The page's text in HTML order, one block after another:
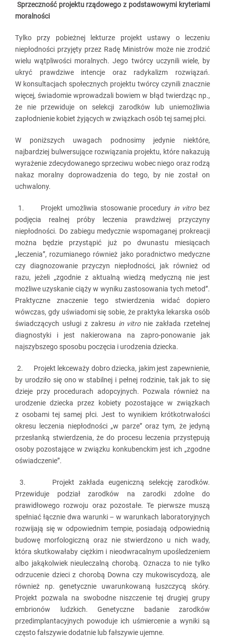
Sprzeczność projektu rządowego z podstawowymi kryteriami
moralności
Tylko przy pobieżnej lekturze projekt ustawy o leczeniu
niepłodności przyjęty przez Radę Ministrów może nie zrodzić
wielu wątpliwości moralnych. Jego twórcy uczynili wiele, by
ukryć prawdziwe intencje oraz radykalizm rozwiązań.
W konsultacjach społecznych projektu twórcy czynili znacznie
więcej, świadomie wprowadzali bowiem w błąd twierdząc np.,
że nie przewiduje on selekcji zarodków lub uniemożliwia
zapłodnienie kobiet żyjących w związkach osób tej samej płci.
W poniższych uwagach podnosimy jedynie niektóre,
najbardziej bulwersujące rozwiązania projektu, które nakazują
wyrażenie zdecydowanego sprzeciwu wobec niego oraz rodzą
nakaz moralny doprowadzenia do tego, by nie został on
uchwalony.
1. Projekt umożliwia stosowanie procedury in vitrobez
podjęcia realnej próby leczenia prawdziwej przyczyny
niepłodności. Do zabiegu medycznie wspomaganej prokreacji
można będzie przystąpić już po dwunastu miesiącach
„leczenia”, rozumianego również jako poradnictwo medyczne
czy diagnozowanie przyczyn niepłodności, jak również od
razu, jeżeli „zgodnie z aktualną wiedzą medyczną nie jest
możliwe uzyskanie ciąży w wyniku zastosowania tych metod”.
Praktyczne znaczenie tego stwierdzenia widać dopiero
wówczas, gdy uświadomi się sobie, że praktyka lekarska osób
świadczących usługi z zakresu in vitronie zakłada rzetelnej
diagnostyki i jest nakierowana na zapro-ponowanie jak
najszybszego sposobu poczęcia i urodzenia dziecka.
2. Projekt lekceważy dobro dziecka, jakim jest zapewnienie,
by urodziło się ono w stabilnej i pełnej rodzinie, tak jak to się
dzieje przy procedurach adopcyjnych. Pozwala również na
urodzenie dziecka przez kobiety pozostające w związkach
z osobami tej samej płci. Jest to wynikiem krótkotrwałości
okresu leczenia niepłodności „w parze” oraz tym, że jedyną
przesłanką stwierdzenia, że do procesu leczenia przystępują
osoby pozostające w związku konkubenckim jest ich „zgodne
oświadczenie”.
3. Projekt zakłada eugeniczną selekcję zarodków.
Przewiduje podział zarodków na zarodki zdolne do
prawidłowego rozwoju oraz pozostałe. Te pierwsze muszą
spełniać łącznie dwa warunki – w warunkach laboratoryjnych
rozwijają się w odpowiednim tempie, posiadają odpowiednią
budowę morfologiczną oraz nie stwierdzono u nich wady,
która skutkowałaby ciężkim i nieodwracalnym upośledzeniem
albo jakąkolwiek nieuleczalną chorobą. Oznacza to nie tylko
odrzucenie dzieci z chorobą Downa czy mukowiscydozą, ale
również np. genetycznie uwarunkowaną łuszczycą skóry.
Projekt pozwala na swobodne niszczenie tej drugiej grupy
embrionów ludzkich. Genetyczne badanie zarodków
przedimplantacyjnych powoduje ich uśmiercenie a wyniki są
często fałszywie dodatnie lub fałszywie ujemne.